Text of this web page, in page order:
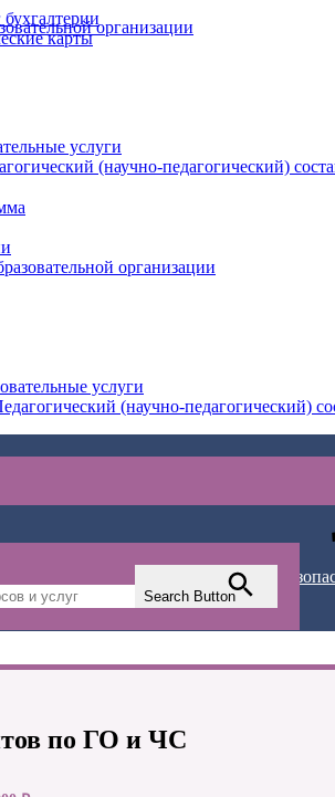
организации
услуги
(научно-педагогический)
карты
организации
услуги
(научно-педагогический)
Search Button
АС
по ГО и ЧС